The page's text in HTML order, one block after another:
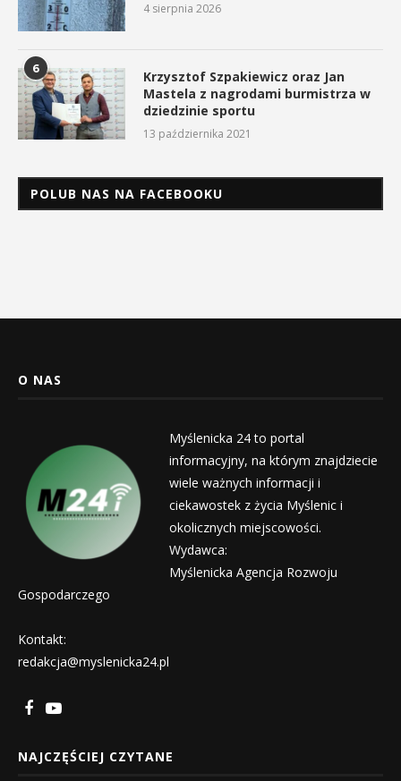
4 sierpnia 2026
6
Krzysztof Szpakiewicz oraz Jan
Mastela z nagrodami burmistrza w
dziedzinie sportu
13 października 2021
POLUB NAS NA FACEBOOKU
O NAS
Myślenicka 24 to portal
informacyjny, na którym znajdziecie
wiele ważnych informacji i
ciekawostek z życia Myślenic i
okolicznych miejscowości.
Wydawca:
Myślenicka Agencja Rozwoju
Gospodarczego
Kontakt:
redakcja@myslenicka24.pl
NAJCZĘŚCIEJ CZYTANE